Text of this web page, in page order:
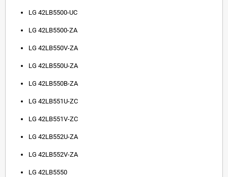
LG 42LB5500-UC
LG 42LB5500-ZA
LG 42LB550V-ZA
LG 42LB550U-ZA
LG 42LB550B-ZA
LG 42LB551U-ZC
LG 42LB551V-ZC
LG 42LB552U-ZA
LG 42LB552V-ZA
LG 42LB5550